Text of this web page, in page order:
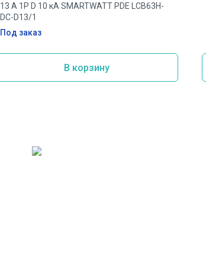
13 А 1P D 10 кА SMARTWATT PDE LCB63H-
DC-D13/1
Под заказ
В корзину